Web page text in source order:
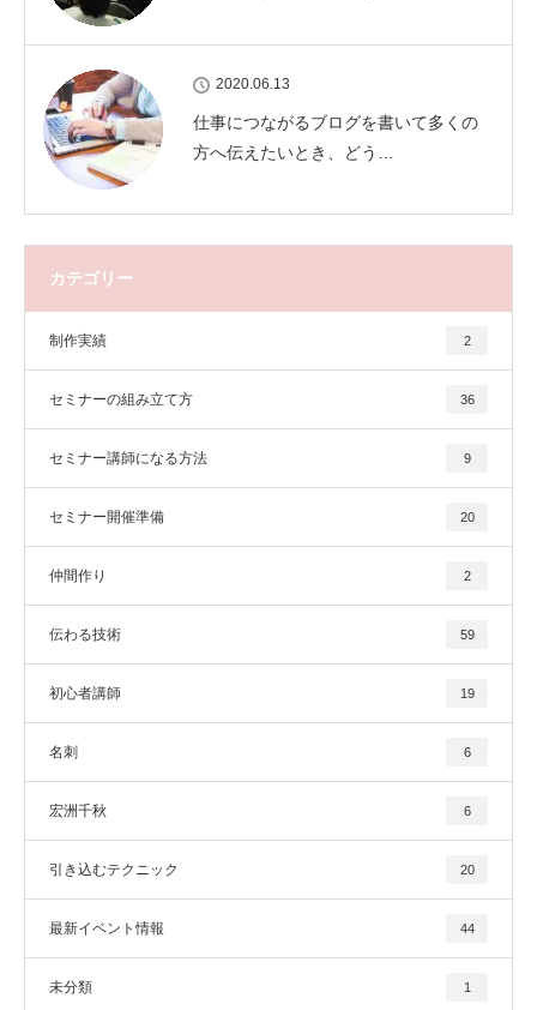
2020.06.13
仕事につながるブログを書いて多くの
方へ伝えたいとき、どう…
カテゴリー
制作実績 2
セミナーの組み立て方 36
セミナー講師になる方法 9
セミナー開催準備 20
仲間作り 2
伝わる技術 59
初心者講師 19
名刺 6
宏洲千秋 6
引き込むテクニック 20
最新イベント情報 44
未分類 1